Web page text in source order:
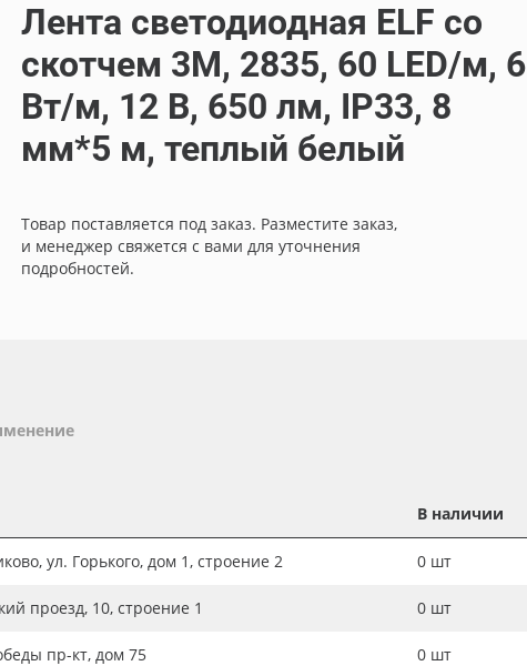
Лента светодиодная ELF со
скотчем 3М, 2835, 60 LED/м, 6
Вт/м, 12 В, 650 лм, IP33, 8
мм*5 м, теплый белый
Товар поставляется под заказ. Разместите заказ,
и менеджер свяжется с вами для уточнения
подробностей.
В наличии
ул. Горького, дом 1, строение 2 0 шт
проезд, 10, строение 1 0 шт
пр-кт, дом 75 0 шт